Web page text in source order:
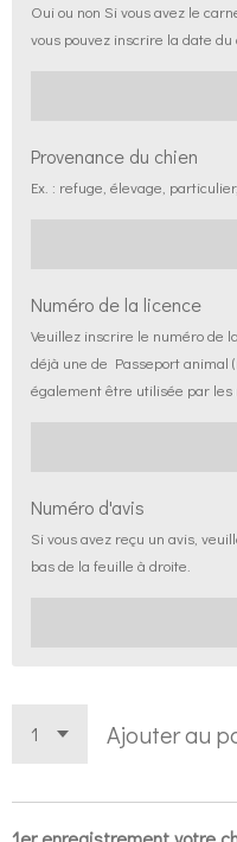
Oui ou non Si vous avez le
vous pouvez inscrire la date du
Provenance du chien
Ex. : refuge, élevage,
Numéro de la licence
Veuillez inscrire le numéro de
déjà une de Passeport animal
également être utilisée par les
Numéro d'avis
Si vous avez reçu un avis,
bas de la feuille à droite.
Ajouter au